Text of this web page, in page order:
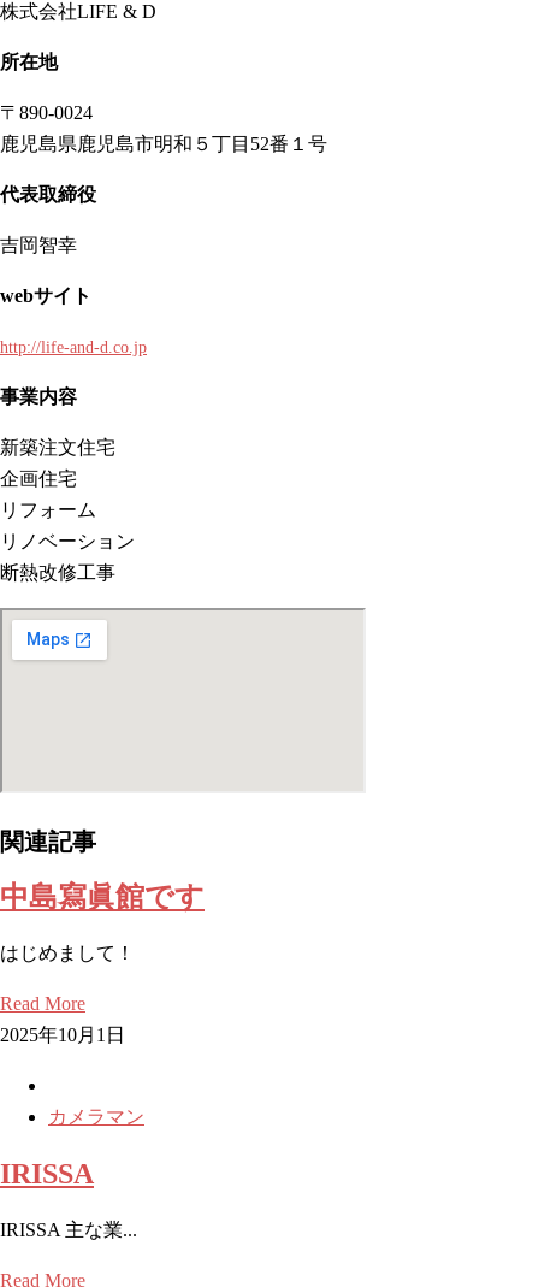
株式会社LIFE & D
所在地
〒890-0024
鹿児島県鹿児島市明和５丁目52番１号
代表取締役
吉岡智幸
webサイト
http://life-and-d.co.jp
事業内容
新築注文住宅
企画住宅
リフォーム
リノベーション
断熱改修工事
関連記事
中島寫眞館です
はじめまして！
Read More
2025年10月1日
カメラマン
IRISSA
IRISSA 主な業...
Read More